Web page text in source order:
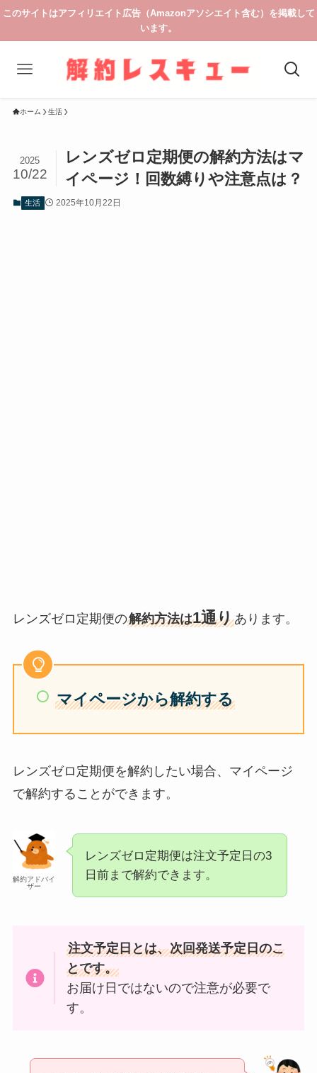
このサイトはアフィリエイト広告（Amazonアソシエイト含む）を掲載して
います。
ホーム 生活
レンズゼロ定期便の解約方法はマ
イページ！回数縛りや注意点は？
2025
10/22
生活 2025年10月22日
レンズゼロ定期便の解約方法は1通りあります。
マイページから解約する
レンズゼロ定期便を解約したい場合、マイページ
で解約することができます。
解約アドバイ
ザー
レンズゼロ定期便は注文予定日の3
日前まで解約できます。
注文予定日とは、次回発送予定日のこ
とです。
お届け日ではないので注意が必要で
す。